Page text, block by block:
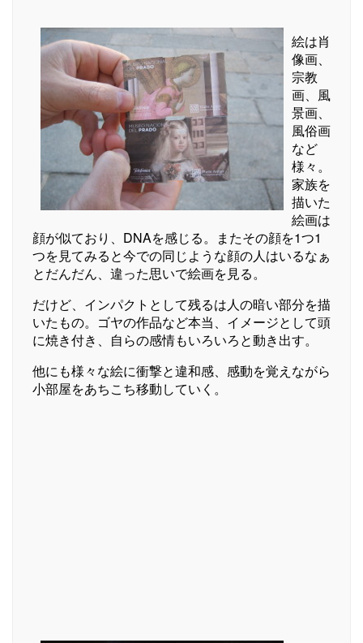
絵は肖
像画、
宗教
画、風
景画、
風俗画
など
様々。
家族を
描いた
絵画は
顔が似ており、DNAを感じる。またその顔を1つ1
つを見てみると今での同じような顔の人はいるなぁ
とだんだん、違った思いで絵画を見る。
だけど、インパクトとして残るは人の暗い部分を描
いたもの。ゴヤの作品など本当、イメージとして頭
に焼き付き、自らの感情もいろいろと動き出す。
他にも様々な絵に衝撃と違和感、感動を覚えながら
小部屋をあちこち移動していく。